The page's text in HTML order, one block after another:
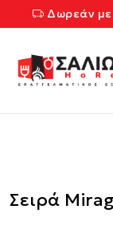
Δωρεάν
Σειρά